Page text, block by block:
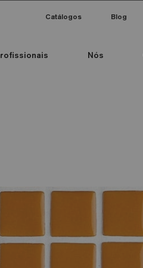
Nós
Catálogos Blog